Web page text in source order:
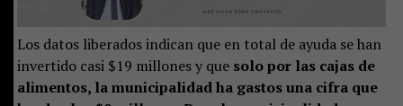
Los datos liberados indican que en total de ayuda se han
invertido casi $19 millones y quesolo por las cajas de
alimentos, la municipalidad ha gastos una cifra que